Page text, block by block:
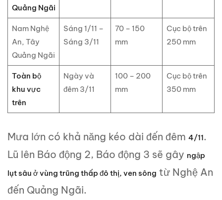
Quảng Ngãi
Nam Nghệ
An, Tây
Quảng Ngãi
Sáng 1/11 –
Sáng 3/11
70 – 150
mm
Cục bộ trên
250 mm
Toàn bộ
khu vực
trên
Ngày và
đêm 3/11
100 – 200
mm
Cục bộ trên
350 mm
Mưa lớn có khả năng kéo dài đến đêm 4/11.
Lũ lên Báo động 2, Báo động 3 sẽ gây ngập
lụt sâu ở vùng trũng thấp đô thị, ven sông từ Nghệ An
đến Quảng Ngãi.